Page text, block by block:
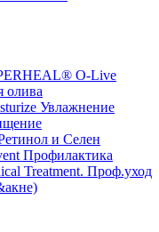
O-Live
олива
Увлажнение
и Селен
Профилактика
Treatment. Проф.уход